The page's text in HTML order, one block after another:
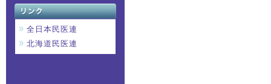
全日本民医連
北海道民医連